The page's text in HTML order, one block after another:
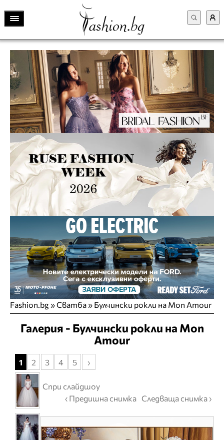
Fashion.bg»Сватба» Булчински рокли на Mon Amour
Галерия - Булчински рокли на Mon
Amour
Спри слайдшоу
‹ Предишна снимка Следваща снимка ›
1 2 3 4 5 ›